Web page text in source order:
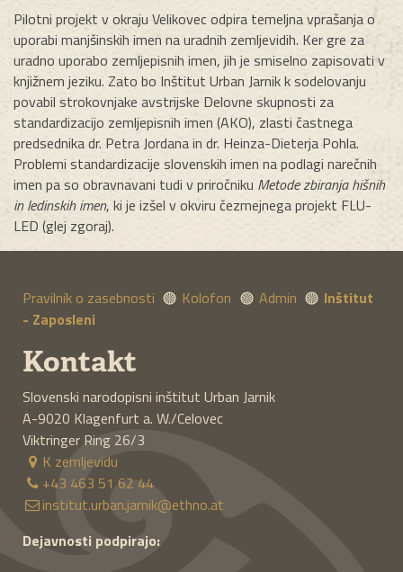
Pilotni projekt v okraju Velikovec odpira temeljna vprašanja o
uporabi manjšinskih imen na uradnih zemljevidih. Ker gre za
uradno uporabo zemljepisnih imen, jih je smiselno zapisovati v
knjižnem jeziku. Zato bo Inštitut Urban Jarnik k sodelovanju
povabil strokovnjake avstrijske Delovne skupnosti za
standardizacijo zemljepisnih imen (AKO), zlasti častnega
predsednika dr. Petra Jordana in dr. Heinza-Dieterja Pohla.
Problemi standardizacije slovenskih imen na podlagi narečnih
imen pa so obravnavani tudi v priročniku Metode zbiranja hišnih
in ledinskih imen, ki je izšel v okviru čezmejnega projekt FLU-
LED (glej zgoraj).
Pravilnik o zasebnosti Kolofon Admin
Inštitut
- Zaposleni
Kontakt
Slovenski narodopisni inštitut Urban Jarnik
A-9020 Klagenfurt a. W./Celovec
Viktringer Ring 26/3
K zemljevidu
+43 463 51 62 44
institut.urban.jarnik@ethno.at
Dejavnosti podpirajo: